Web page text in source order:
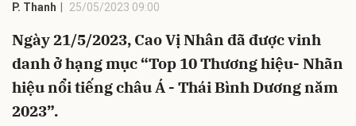
P. Thanh 25/05/2023 09:00
Ngày 21/5/2023, Cao Vị Nhân đã được vinh
danh ở hạng mục “Top 10 Thương hiệu- Nhãn
hiệu nổi tiếng châu Á - Thái Bình Dương năm
2023”.
Hủy